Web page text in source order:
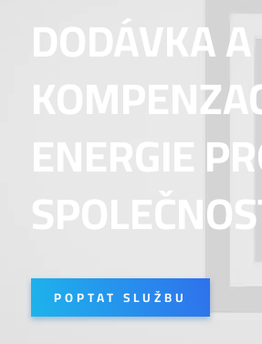
DODÁVKA
ENERGIE
POPTAT SLUŽBU